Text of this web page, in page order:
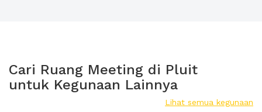
Cari Ruang Meeting di Pluit
untuk Kegunaan Lainnya
Lihat semua kegunaan